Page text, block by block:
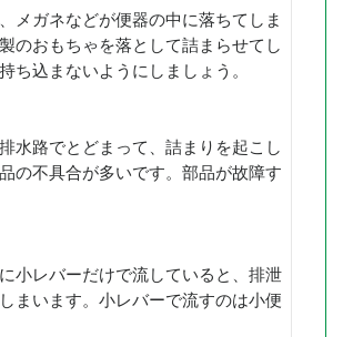
メガネなどが便器の中に落ちてしま
のおもちゃを落として詰まらせてし
ち込まないようにしましょう。
水路でとどまって、詰まりを起こし
の不具合が多いです。部品が故障す
小レバーだけで流していると、排泄
まいます。小レバーで流すのは小便